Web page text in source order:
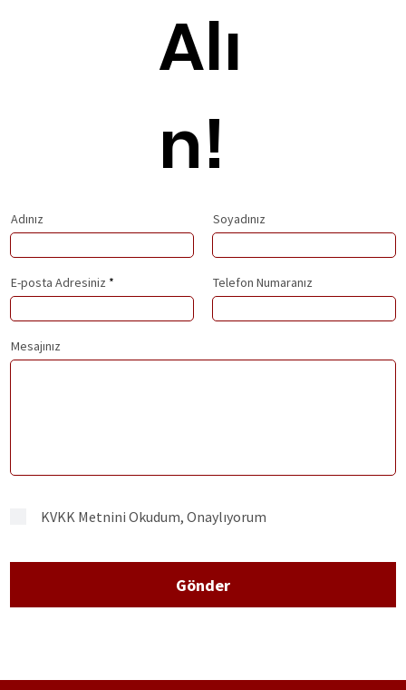
Alı
n!
Adınız Soyadınız
E-posta Adresiniz Telefon Numaranız
Mesajınız
Gönder
KVKK Metnini Okudum, Onaylıyorum